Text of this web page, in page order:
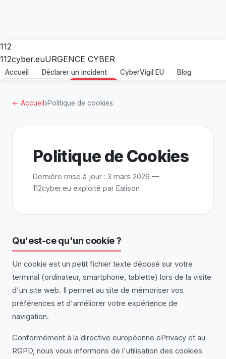
112
112cyber.euURGENCE CYBER
Accueil Déclarer un incident CyberVigil EU
Blog
← Accueil ›Politique de cookies
Politique de Cookies
Dernière mise à jour : 3 mars 2026 —
112cyber.eu exploité par Ealison
Qu'est-ce qu'un cookie ?
Un cookie est un petit fichier texte déposé sur votre
terminal (ordinateur, smartphone, tablette) lors de la visite
d'un site web. Il permet au site de mémoriser vos
préférences et d'améliorer votre expérience de
navigation.
Conformément à la directive européenne ePrivacy et au
RGPD, nous vous informons de l'utilisation des cookies